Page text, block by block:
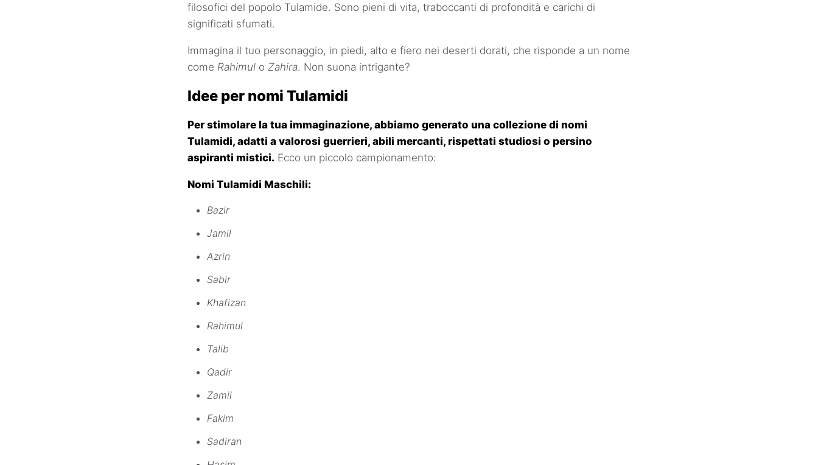
filosofici del popolo Tulamide. Sono pieni di vita, traboccanti di profondità e carichi di
significati sfumati.
Immagina il tuo personaggio, in piedi, alto e fiero nei deserti dorati, che risponde a un nome
come Rahimul o Zahira. Non suona intrigante?
Idee per nomi Tulamidi
Per stimolare la tua immaginazione, abbiamo generato una collezione di nomi
Tulamidi, adatti a valorosi guerrieri, abili mercanti, rispettati studiosi o persino
aspiranti mistici. Ecco un piccolo campionamento:
Nomi Tulamidi Maschili:
Bazir
Jamil
Azrin
Sabir
Khafizan
Rahimul
Talib
Qadir
Zamil
Fakim
Sadiran